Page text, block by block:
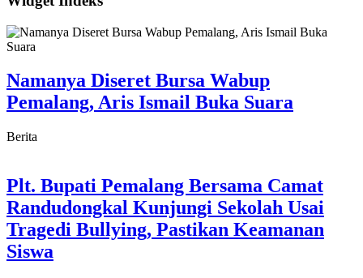
Namanya Diseret Bursa Wabup
Pemalang, Aris Ismail Buka Suara
Berita
Plt. Bupati Pemalang Bersama Camat
Randudongkal Kunjungi Sekolah Usai
Tragedi Bullying, Pastikan Keamanan
Siswa